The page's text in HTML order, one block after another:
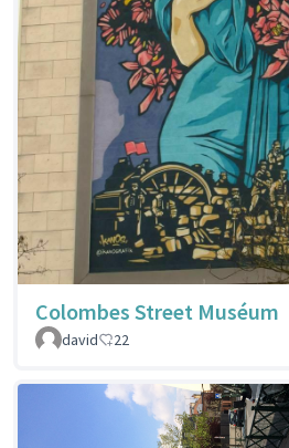
Colombes Street Muséum
david
22